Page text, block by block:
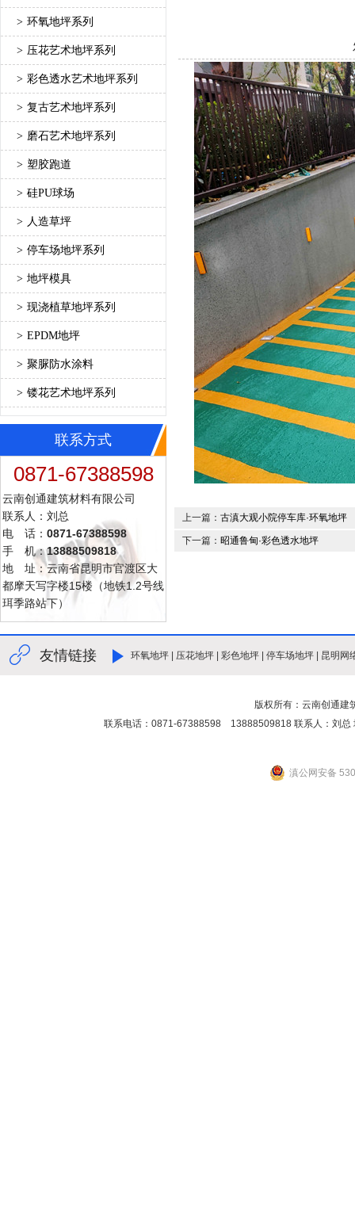
> 环氧地坪系列
> 压花艺术地坪系列
> 彩色透水艺术地坪系列
> 复古艺术地坪系列
> 磨石艺术地坪系列
> 塑胶跑道
> 硅PU球场
> 人造草坪
> 停车场地坪系列
> 地坪模具
> 现浇植草地坪系列
> EPDM地坪
> 聚脲防水涂料
> 镂花艺术地坪系列
联系方式
0871-67388598
云南创通建筑材料有限公司
联系人：刘总
电 话： 0871-67388598
手 机：13888509818
地 址：云南省昆明市官渡区大
都摩天写字楼15楼（地铁1.2号线
珥季路站下）
上一篇： 古滇大观小院停车库·环氧地坪
下一篇： 昭通鲁甸·彩色透水地坪
友情链接 环氧地坪 压花地坪 彩色地坪 停车场地坪 昆明网
版权所有：云南创通建
联系电话：0871-67388598 13888509818 联系人：刘总
滇公网安备